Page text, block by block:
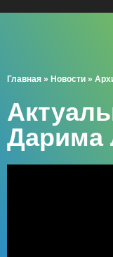
Главная » Новости »
Дарима